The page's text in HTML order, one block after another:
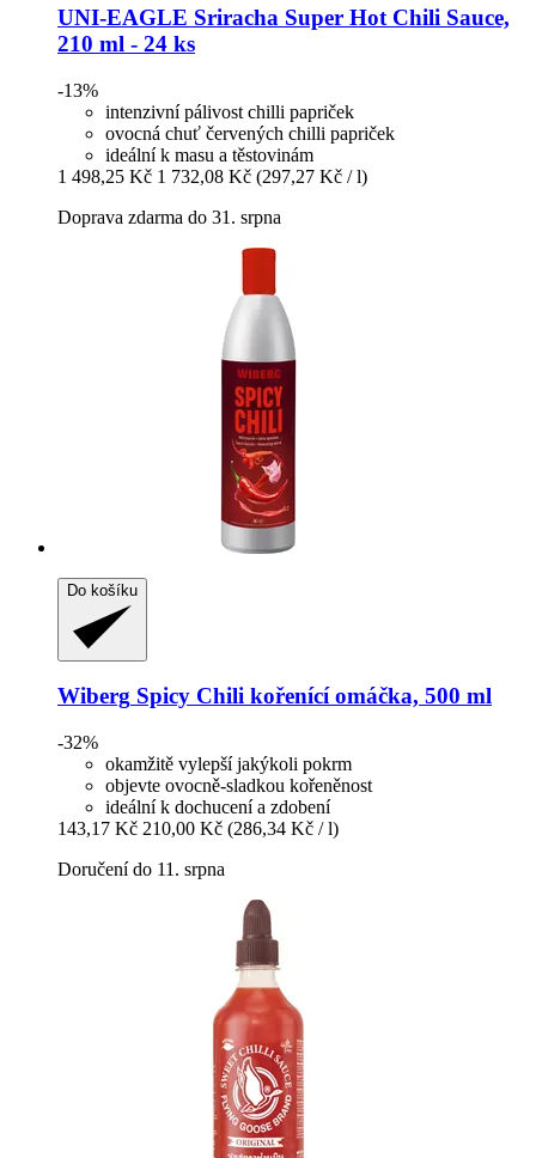
UNI-EAGLE Sriracha Super Hot Chili Sauce,
210 ml -​ 24 ks
-13%
intenzivní pálivost chilli papriček
ovocná chuť červených chilli papriček
ideální k masu a těstovinám
1 498,25 Kč 1 732,08 Kč (297,27 Kč / l)
Doprava zdarma do 31. srpna
Do košíku
Wiberg Spicy Chili kořenící omáčka, 500 ml
-32%
okamžitě vylepší jakýkoli pokrm
objevte ovocně-sladkou kořeněnost
ideální k dochucení a zdobení
143,17 Kč 210,00 Kč (286,34 Kč / l)
Doručení do 11. srpna